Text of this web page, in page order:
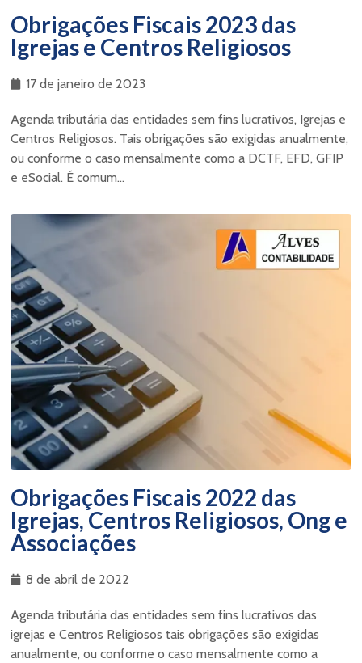
Obrigações Fiscais 2023 das
Igrejas e Centros Religiosos
17 de janeiro de 2023
Agenda tributária das entidades sem fins lucrativos, Igrejas e
Centros Religiosos. Tais obrigações são exigidas anualmente,
ou conforme o caso mensalmente como a DCTF, EFD, GFIP
e eSocial. É comum...
Obrigações Fiscais 2022 das
Igrejas, Centros Religiosos, Ong e
Associações
8 de abril de 2022
Agenda tributária das entidades sem fins lucrativos das
igrejas e Centros Religiosos tais obrigações são exigidas
anualmente, ou conforme o caso mensalmente como a